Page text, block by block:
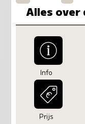
Alles over
Info
Prijs